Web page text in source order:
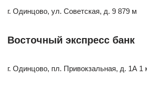
г. Одинцово, ул. Советская, д. 9 879 м
Восточный экспресс банк
г. Одинцово, пл. Привокзальная, д. 1А 1